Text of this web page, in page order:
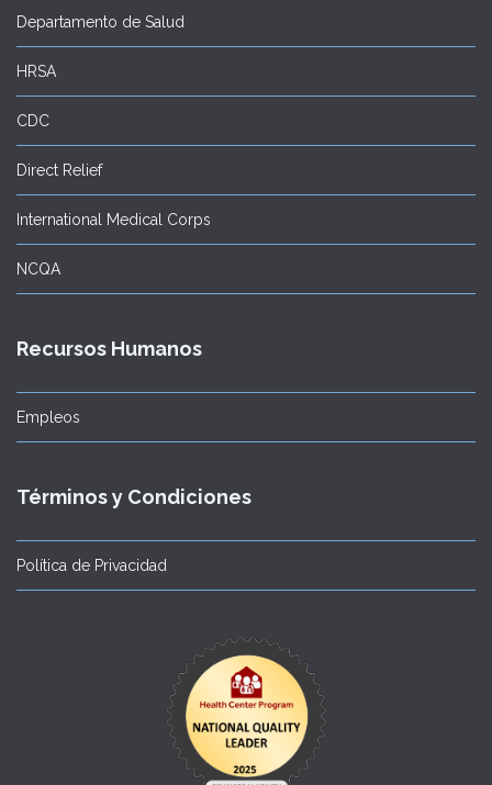
Departamento de Salud
HRSA
CDC
Direct Relief
International Medical Corps
NCQA
Recursos Humanos
Empleos
Términos y Condiciones
Política de Privacidad